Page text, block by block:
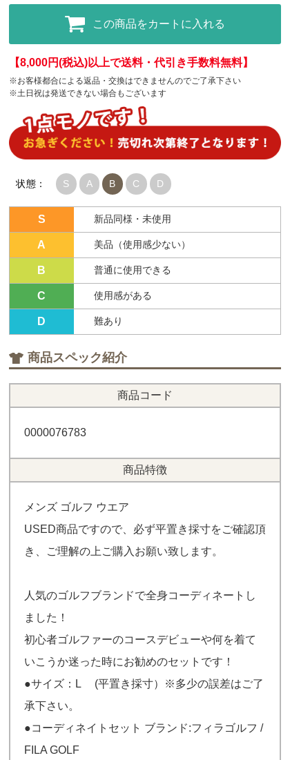
この商品をカートに入れる
【8,000円(税込)以上で送料・代引き手数料無料】
※お客様都合による返品・交換はできませんのでご了承下さい
※土日祝は発送できない場合もございます
状態： S A B C D
S 新品同様・未使用
A 美品（使用感少ない）
B 普通に使用できる
C 使用感がある
D 難あり
商品スペック紹介
商品コード
0000076783
商品特徴
メンズ ゴルフ ウエア
USED商品ですので、必ず平置き採寸をご確認頂
き、ご理解の上ご購入お願い致します。
人気のゴルフブランドで全身コーディネートし
ました！
初心者ゴルファーのコースデビューや何を着て
いこうか迷った時にお勧めのセットです！
●サイズ：L (平置き採寸）※多少の誤差はご了
承下さい。
●コーディネイトセット ブランド:フィラゴルフ /
FILA GOLF